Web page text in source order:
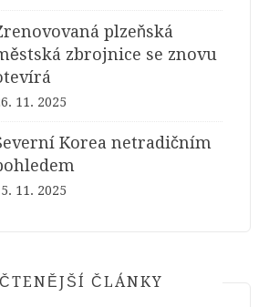
plzeňská
zbrojnice se znovu
11. 2025
Korea netradičním
11. 2025
ČLÁNKY